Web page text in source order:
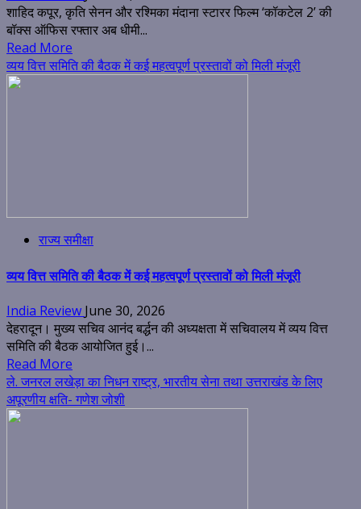
शाहिद कपूर, कृति सेनन और रश्मिका मंदाना स्टारर फिल्म ‘कॉकटेल 2’ की
बॉक्स ऑफिस रफ्तार अब धीमी...
Read More
व्यय वित्त समिति की बैठक में कई महत्वपूर्ण प्रस्तावों को मिली मंजूरी
राज्य समीक्षा
व्यय वित्त समिति की बैठक में कई महत्वपूर्ण प्रस्तावों को मिली मंजूरी
India Review June 30, 2026
देहरादून। मुख्य सचिव आनंद बर्द्धन की अध्यक्षता में सचिवालय में व्यय वित्त
समिति की बैठक आयोजित हुई।...
Read More
ले. जनरल लखेड़ा का निधन राष्ट्र, भारतीय सेना तथा उत्तराखंड के लिए
अपूरणीय क्षति- गणेश जोशी